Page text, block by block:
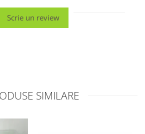
Scrie un review
SIMILARE